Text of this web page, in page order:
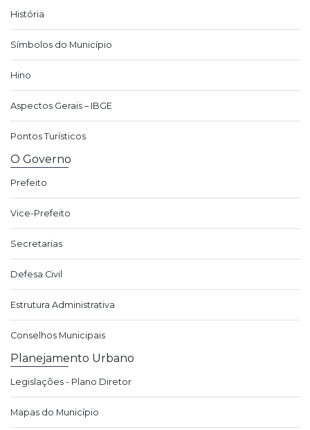
História
Símbolos do Município
Hino
Aspectos Gerais – IBGE
Pontos Turísticos
O Governo
Prefeito
Vice-Prefeito
Secretarias
Defesa Civil
Estrutura Administrativa
Conselhos Municipais
Planejamento Urbano
Legislações - Plano Diretor
Mapas do Município